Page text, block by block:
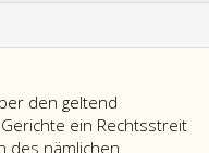
den geltend
ein Rechtsstreit
des nämlichen